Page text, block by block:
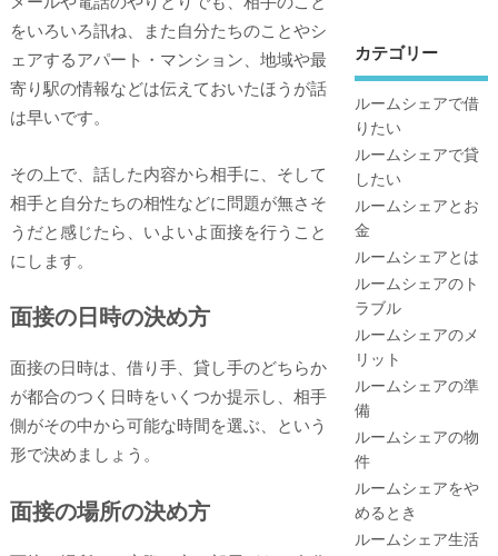
をいろいろ訊ね、また自分たちのことやシ
ェアするアパート・マンション、地域や最
寄り駅の情報などは伝えておいたほうが話
は早いです。
その上で、話した内容から相手に、そして
相手と自分たちの相性などに問題が無さそ
うだと感じたら、いよいよ面接を行うこと
にします。
面接の日時の決め方
面接の日時は、借り手、貸し手のどちらか
が都合のつく日時をいくつか提示し、相手
側がその中から可能な時間を選ぶ、という
形で決めましょう。
面接の場所の決め方
カテゴリー
ルームシェアで借
りたい
ルームシェアで貸
したい
ルームシェアとお
金
ルームシェアとは
ルームシェアのト
ラブル
ルームシェアのメ
リット
ルームシェアの準
備
ルームシェアの物
件
ルームシェアをや
めるとき
ルームシェア生活